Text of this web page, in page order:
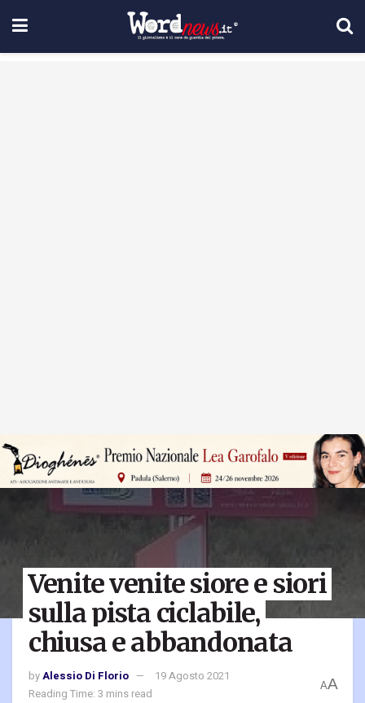
Venite venite siore e siori
sulla pista ciclabile,
chiusa e abbandonata
byAlessio Di Florio
19 Agosto 2021
Reading Time: 3 mins read
AA